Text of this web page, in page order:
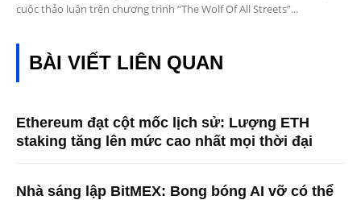
cuộc thảo luận trên chương trình “The Wolf Of All Streets”...
BÀI VIẾT LIÊN QUAN
Ethereum đạt cột mốc lịch sử: Lượng ETH
staking tăng lên mức cao nhất mọi thời đại
Nhà sáng lập BitMEX: Bong bóng AI vỡ có thể